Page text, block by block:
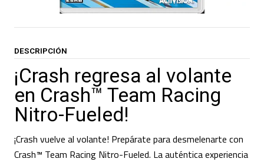
DESCRIPCIÓN
¡Crash regresa al volante
en Crash™ Team Racing
Nitro-Fueled!
¡Crash vuelve al volante! Prepárate para desmelenarte con
Crash™ Team Racing Nitro-Fueled. La auténtica experiencia